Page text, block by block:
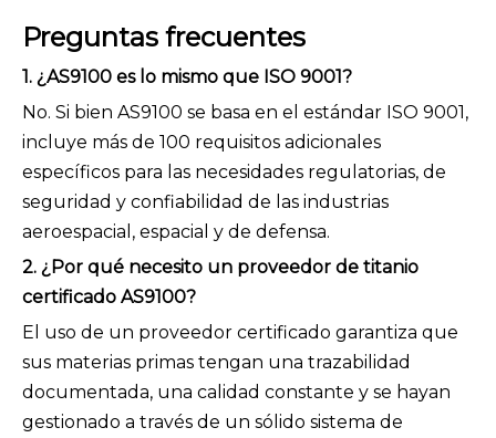
Preguntas frecuentes
1. ¿AS9100 es lo mismo que ISO 9001?
No. Si bien AS9100 se basa en el estándar ISO 9001,
incluye más de 100 requisitos adicionales
específicos para las necesidades regulatorias, de
seguridad y confiabilidad de las industrias
aeroespacial, espacial y de defensa.
2. ¿Por qué necesito un proveedor de titanio
certificado AS9100?
El uso de un proveedor certificado garantiza que
sus materias primas tengan una trazabilidad
documentada, una calidad constante y se hayan
gestionado a través de un sólido sistema de